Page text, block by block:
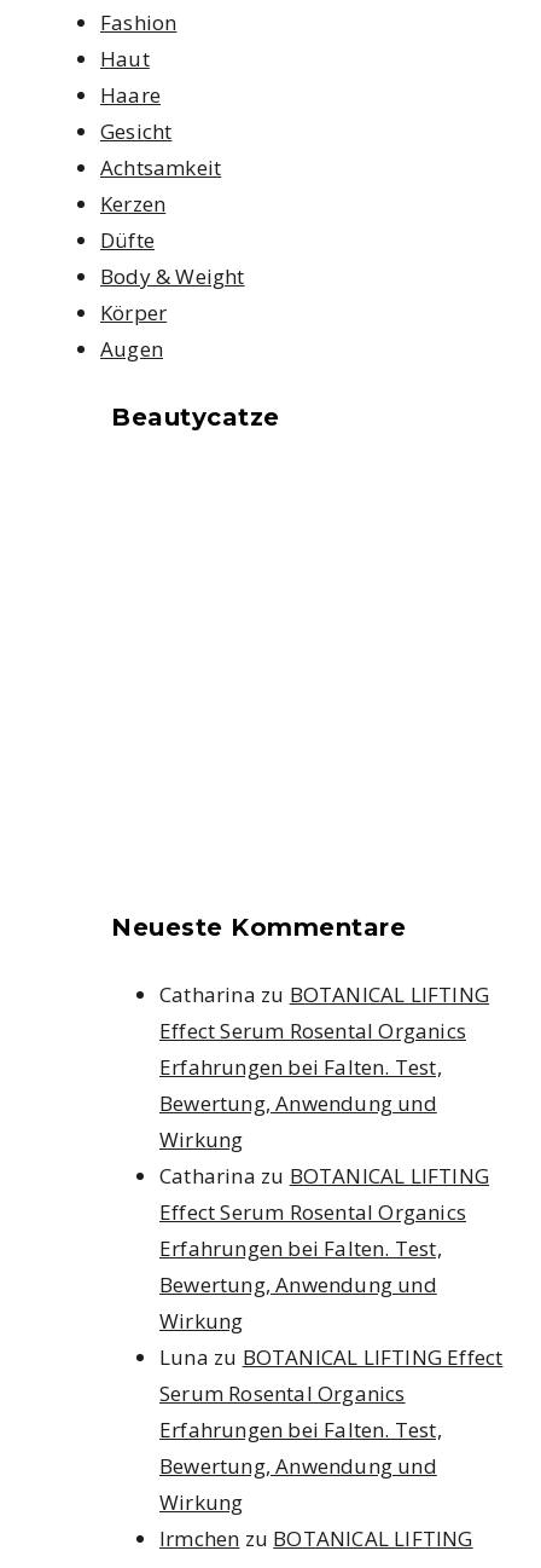
Fashion
Haut
Haare
Gesicht
Achtsamkeit
Kerzen
Düfte
Body & Weight
Körper
Augen
Beautycatze
Neueste Kommentare
Catharina zu BOTANICAL LIFTING
Effect Serum Rosental Organics
Erfahrungen bei Falten. Test,
Bewertung, Anwendung und
Wirkung
Catharina zu BOTANICAL LIFTING
Effect Serum Rosental Organics
Erfahrungen bei Falten. Test,
Bewertung, Anwendung und
Wirkung
Luna zu BOTANICAL LIFTING Effect
Serum Rosental Organics
Erfahrungen bei Falten. Test,
Bewertung, Anwendung und
Wirkung
Irmchen zu BOTANICAL LIFTING